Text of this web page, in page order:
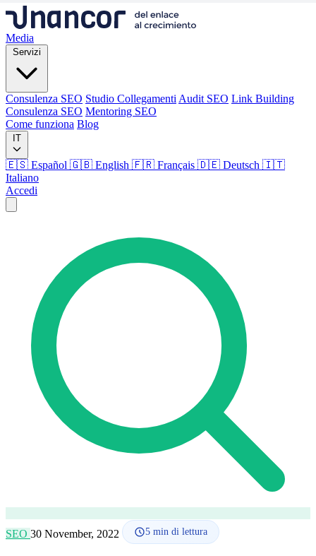
Media
Servizi
Consulenza SEO Studio Collegamenti Audit SEO Link Building
Consulenza SEO Mentoring SEO
Come funziona Blog
IT
🇪🇸 Español 🇬🇧 English 🇫🇷 Français 🇩🇪 Deutsch 🇮🇹
Italiano
Accedi
Consulenza SEO Studio Collegamenti Audit SEO
Consulenza SEO
Come funziona
Lingua
🇪🇸 ES
🇬🇧 EN
Accedi
SEO 30 November, 2022 5 min di lettura